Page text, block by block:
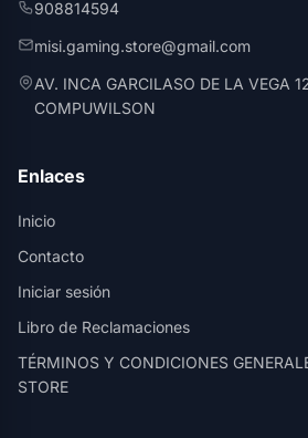
908814594
misi.gaming.store@gmail.com
AV. INCA GARCILASO DE LA VEGA
COMPUWILSON
Enlaces
Inicio
Contacto
Iniciar sesión
Libro de Reclamaciones
TÉRMINOS Y CONDICIONES
STORE